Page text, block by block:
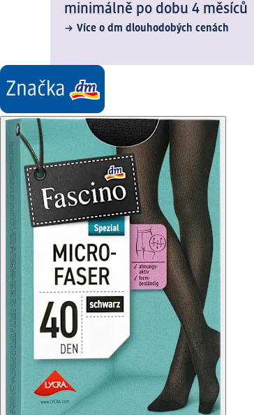
minimálně po dobu 4 měsíců
Více o dm dlouhodobých cenách